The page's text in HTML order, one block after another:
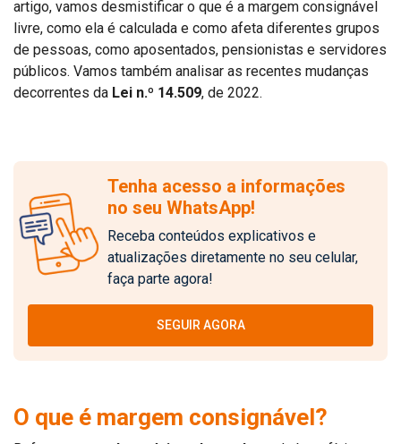
artigo, vamos desmistificar o que é a margem consignável
livre, como ela é calculada e como afeta diferentes grupos
de pessoas, como aposentados, pensionistas e servidores
públicos. Vamos também analisar as recentes mudanças
decorrentes da Lei n.º 14.509, de 2022.
Tenha acesso a informações
no seu WhatsApp!
Receba conteúdos explicativos e
atualizações diretamente no seu celular,
faça parte agora!
SEGUIR AGORA
O que é margem consignável?